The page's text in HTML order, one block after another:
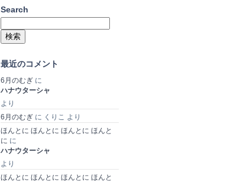
Search
索:
最近のコメント
6月のむぎ に
ハナウターシャ
より
6月のむぎ に くりこ より
ほんとに ほんとに ほんとに ほんと
に に
ハナウターシャ
より
ほんとに ほんとに ほんとに ほんと